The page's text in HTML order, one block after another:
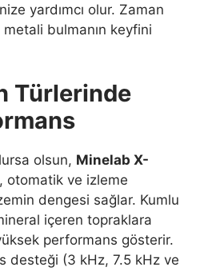
yardımcı olur. Zaman
bulmanın keyfini
Türlerinde
olsun, Minelab X-
otomatik ve izleme
dengesi sağlar. Kumlu
içeren topraklara
performans gösterir.
desteği (3 kHz, 7.5 kHz ve